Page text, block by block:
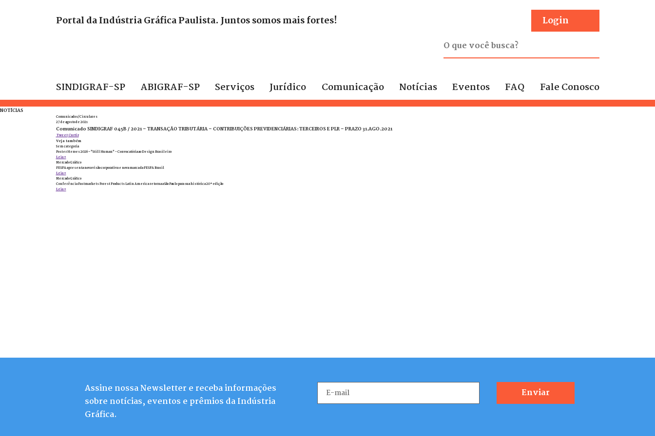
Portal da Indústria Gráfica Paulista. Juntos somos mais fortes! Login
SINDIGRAF-SP ABIGRAF-SP Serviços Jurídico Comunicação Notícias Eventos FAQ Fale Conosco
NOTÍCIAS
Comunicados/Circulares
27 de agosto de 2021
Comunicado SINDIGRAF 045B / 2021 – TRANSAÇÃO TRIBUTÁRIA – CONTRIBUIÇÕES PREVIDENCIÁRIAS: TERCEIROS E PLR – PRAZO 31.AGO.2021
Tweet Curtir
Veja também
Sem categoria
Poster Heroes 2026 – "Still Human" - Convocatória ao Design Brasileiro
Leia +
Mercado Gráfico
FESPA apresenta nova visão corporativa e nova marca da FESPA Brasil
Leia +
Mercado Gráfico
Conferência Fastmarkets Forest Products Latin America retorna a São Paulo para sua histórica 20ª edição
Leia +
Assine nossa Newsletter e receba informações
sobre notícias, eventos e prêmios da Indústria
Gráfica.